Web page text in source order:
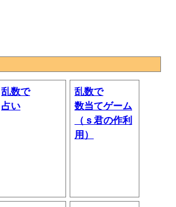
乱数で
占い
乱数で
数当てゲーム
（ｓ君の作利
用）